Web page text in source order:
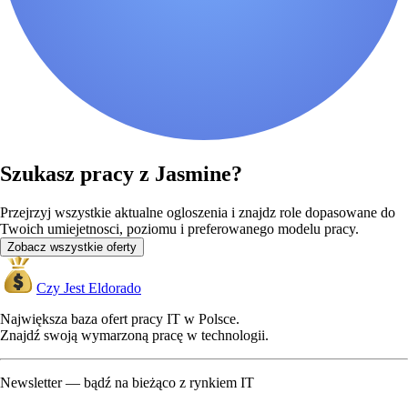
Szukasz pracy z Jasmine?
Przejrzyj wszystkie aktualne ogloszenia i znajdz role dopasowane do
Twoich umiejetnosci, poziomu i preferowanego modelu pracy.
Zobacz wszystkie oferty
Czy Jest Eldorado
Największa baza ofert pracy IT w Polsce.
Znajdź swoją wymarzoną pracę w technologii.
Newsletter — bądź na bieżąco z rynkiem IT